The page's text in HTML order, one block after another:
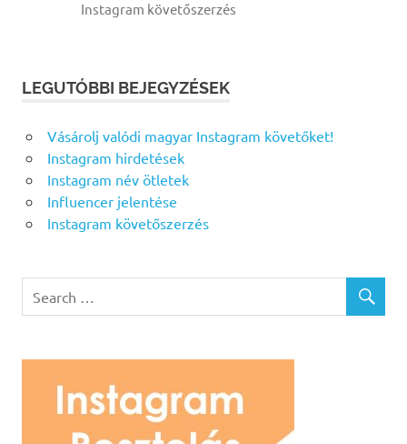
Instagram követőszerzés
LEGUTÓBBI BEJEGYZÉSEK
Vásárolj valódi magyar Instagram követőket!
Instagram hirdetések
Instagram név ötletek
Influencer jelentése
Instagram követőszerzés